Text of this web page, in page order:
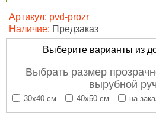
Артикул: pvd-prozr
Наличие: Предзаказ
Выберите варианты из
Выбрать размер
вырубной
30х40 см 40х50 см на